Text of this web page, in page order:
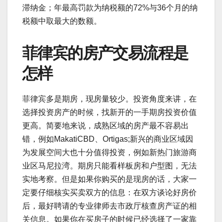
滞纳金；年最高罚款为纳税额的72%与36个月的纳
税额中取最大的数额。
菲律宾的房产交易流程是
怎样
菲律宾多是期房，现房量较少。投资角度来讲，在
选择投资房产的时候，找新开的一手期房投资价值
更高。简要地来说，成熟区域的房产最不容易出
错，例如MakatiCBD、Ortigas;新兴的商业区域因
为发展空间大也十分值得投资，例如新热门旅游商
业区马尼拉湾。期房只能看样板房和户型图，无法
实地考察。但是如果你购买的是现房的话，大家一
定要仔细核实买卖双方的信息：在双方谈论好房价
后，最好聘请的专业律师去市政厅核查房产证的相
关信息。如果你在买房子的时候已经选择了一家靠